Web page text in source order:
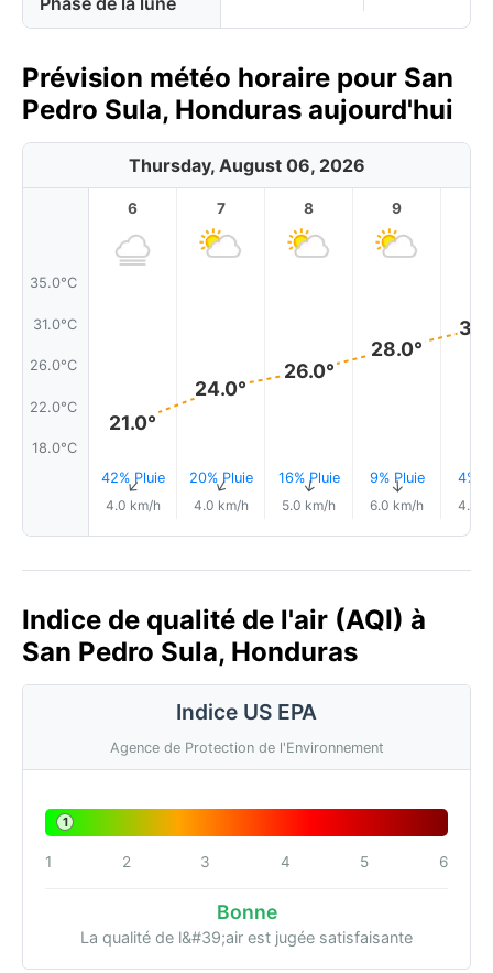
Prévision météo horaire pour San
Pedro Sula, Honduras aujourd'hui
Thursday, August 06, 2026
35.0°C
31.0°C
26.0°C
22.0°C
18.0°C
6
21.0°
42% Pluie
↑
4.0 km/h
7
24.0°
20% Pluie
↑
4.0 km/h
8
26.0°
16% Pluie
↑
5.0 km/h
9
28.0°
9% Pluie
↑
6.0 km/h
4%
4.0
Indice de qualité de l'air (AQI) à
San Pedro Sula, Honduras
Indice US EPA
Agence de Protection de l'Environnement
1
1 2 3 4 5 6
Bonne
La qualité de l&#39;air est jugée satisfaisante